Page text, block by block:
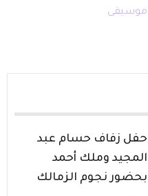
موسيقى
حفل زفاف حسام عبد
المجيد وملك أحمد
بحضور نجوم الزمالك